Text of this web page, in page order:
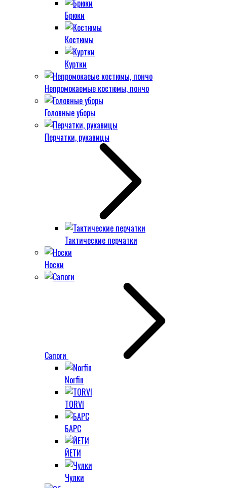
Брюки
Костюмы
Куртки
Непромокаемые костюмы, пончо
Головные уборы
Перчатки, рукавицы
Тактические перчатки
Носки
Сапоги
Norfin
TORVI
БАРС
ЙЕТИ
Чулки